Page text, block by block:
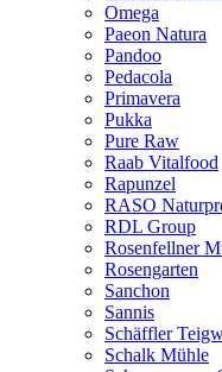
Omega
Paeon Natura
Pandoo
Pedacola
Primavera
Pukka
Pure Raw
Raab Vitalfood
Rapunzel
RASO
RDL Group
Rosenfellner
Rosengarten
Sanchon
Sannis
Schäffler
Schalk Mühle